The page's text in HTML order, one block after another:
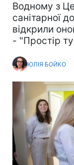
Водному з
санітарної
відкрили
- "Простір
ЮЛІЯ БОЙКО